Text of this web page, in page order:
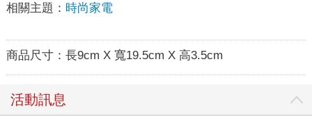
相關主題： 時尚家電
商品尺寸： 長9cm X 寬19.5cm X 高3.5cm
活動訊息